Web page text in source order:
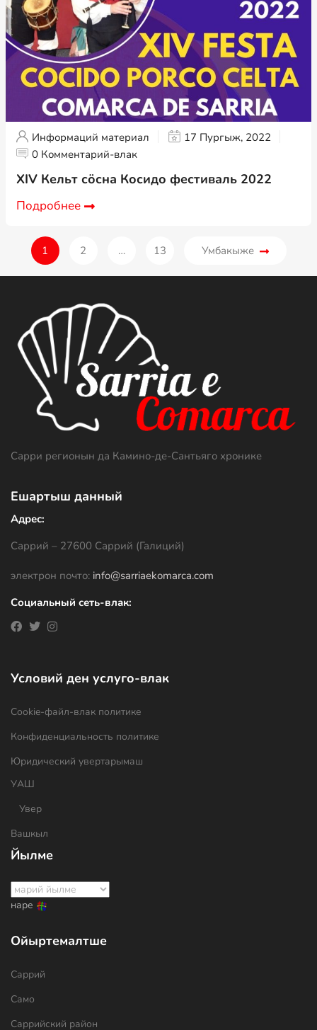
Информаций материал
17 Пургыж, 2022
0 Комментарий-влак
XIV Кельт сӧсна Косидо фестиваль 2022
Подробнее
1 2 … 13 Умбакыже
Сарри регионын да Камино-де-Сантьяго хронике
Ешартыш данный
Адрес:
Саррий – 27600 Саррий (Галиций)
электрон почто: info@sarriaekomarca.com
Социальный сеть-влак:
Условий ден услуго-влак
Cookie-файл-влак политике
Конфиденциальность политике
Юридический увертарымаш
УАШ
Увер
Вашкыл
Йылме
наре
Ойыртемалтше
Саррий
Само
Саррийский район